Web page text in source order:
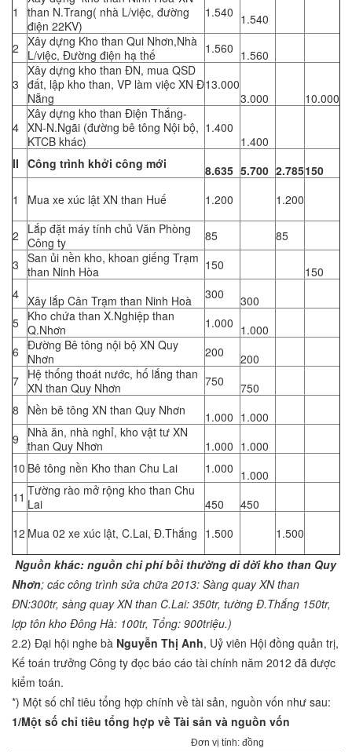
1
than N.Trang( nhà L/việc, đường
điện 22KV)
1.540 1.540
2 Xây dựng Kho than Qui Nhơn,Nhà
L/việc, Đường điện hạ thế
1.560 1.560
3
Xây dựng kho than ĐN, mua QSD
đất, lập kho than, VP làm việc XN Đ
Nẵng
13.000
3.000
10.000
4
Xây dựng kho than Điện Thắng-
XN-N.Ngãi (đường bê tông Nội bộ,
KTCB khác)
1.400
1.400
II Công trình khởi công mới 8.635 5.700 2.785150
1
Mua xe xúc lật XN than Huế 1.200 1.200
2
Lắp đặt máy tính chủ Văn Phòng
Công ty
85
85
3 San ủi nền kho, khoan giếng Trạm
than Ninh Hòa
150
150
4 Xây lắp Cân Trạm than Ninh Hoà 300
300
5 Kho chứa than X.Nghiệp than
Q.Nhơn
1.000 1.000
6 Đường Bê tông nội bộ XN Quy
Nhơn
200
200
7 Hệ thống thoát nước, hố lắng than
XN than Quy Nhơn
750
750
8
Nền bê tông XN than Quy Nhơn 1.000 1.000
9
Nhà ăn, nhà nghỉ, kho vật tư XN
than Quy Nhơn
1.000 1.000
10 Bê tông nền Kho than Chu Lai 1.000 1.000
11 Tường rào mở rộng kho than Chu
Lai
450
450
12 Mua 02 xe xúc lật, C.Lai, Đ.Thắng 1.500
1.500
Nguồn khác: nguồn chi phí bồi thường di dời kho than Quy
Nhơn; các công trình sửa chữa 2013: Sàng quay XN than
ĐN:300tr, sàng quay XN than C.Lai: 350tr, tường Đ.Thắng 150tr,
lợp tôn kho Đông Hà: 100tr, Tổng: 900triệu.)
2.2) Đại hội nghe bà Nguyễn Thị Anh, Uỷ viên Hội đồng quản trị,
Kế toán trưởng Công ty đọc báo cáo tài chính năm 2012 đã được
kiểm toán.
*) Một số chỉ tiêu tổng hợp chính về tài sản, nguồn vốn như sau:
1/Một số chỉ tiêu tổng hợp về Tài sản và nguồn vốn
Đơn vị tính: đồng